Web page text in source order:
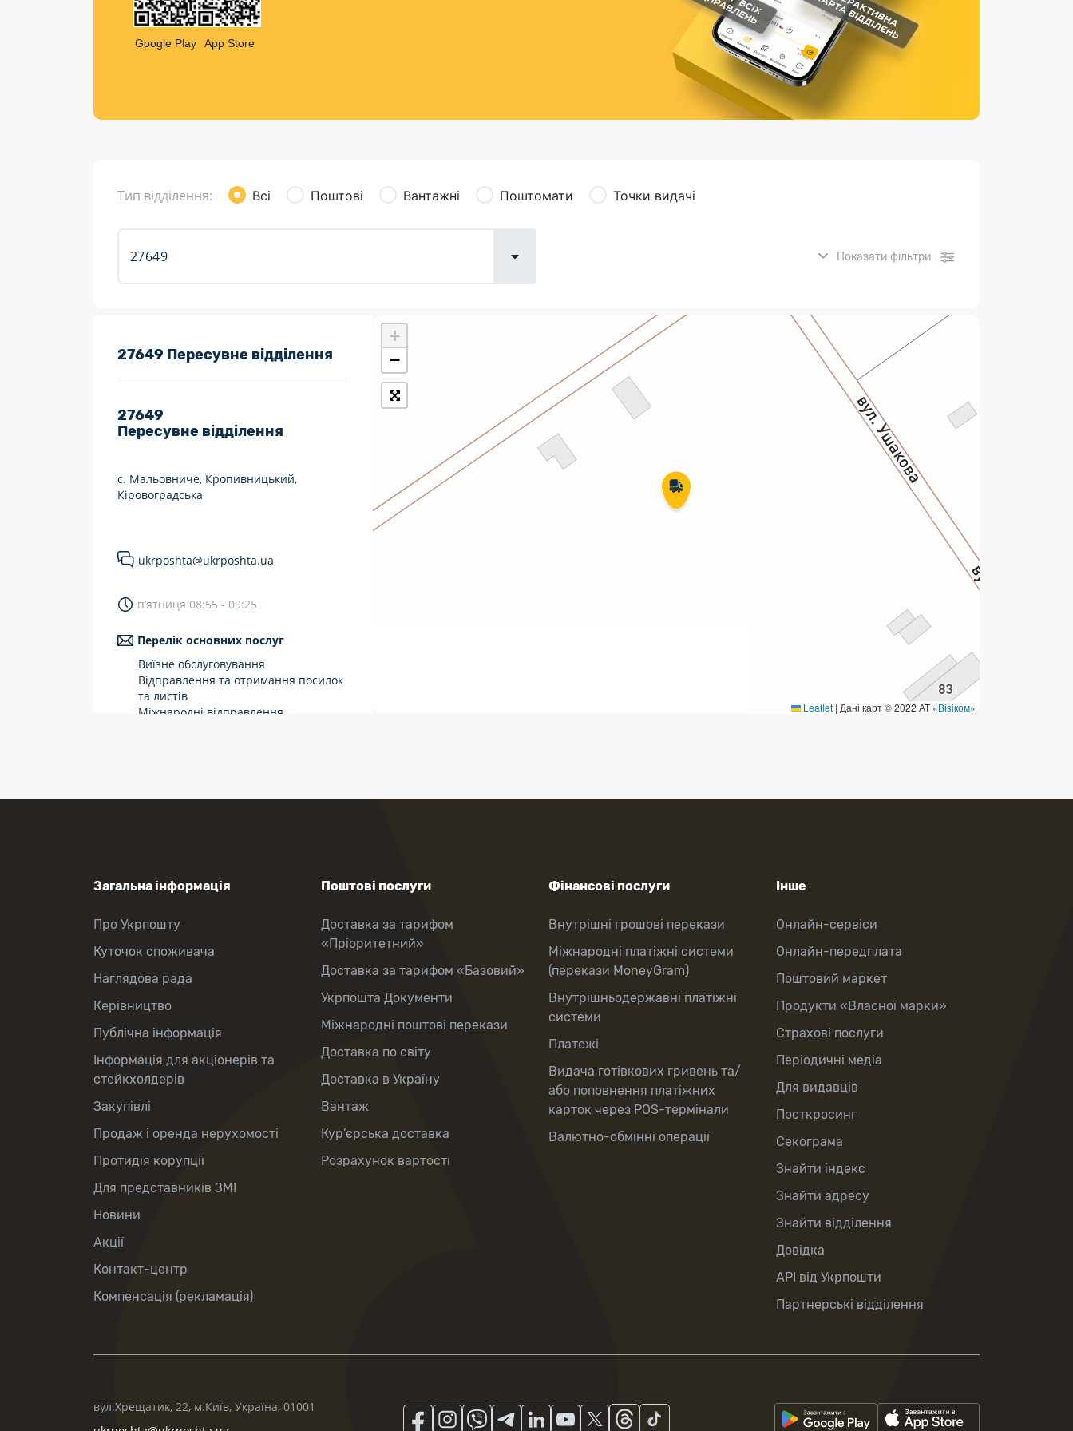
Листи та листівки
Кур’єрська доставка
Страхові послуги
Каталог «Укрпошта Маркет»
Google Play App Store
Тип відділення: Всі Поштові Вантажні Поштомати Точки видачі
Показати фільтри
7 днів на тиждень
Працюють після 19:00
Працюють у вихідні
Укрпошта Експрес/тариф
Укрпошта Стандарт/тариф «Базовий»
Доставка за межі України
Прийом вантажів
Фінансові послуги:
Комунальні та інші платежі
27649 Пересувне відділення
27649
Пересувне відділення
с. Мальовниче, Кропивницький,
Кіровоградська
ukrposhta@ukrposhta.ua
п’ятниця 08:55 - 09:25
Перелік основних послуг
Виїзне обслуговування
Відправлення та отримання посилок
та листів
Міжнародні відправлення
+
−
Leaflet | Дані карт © 2022 АТ «Візіком»
Загальна інформація
Про Укрпошту
Куточок споживача
Наглядова рада
Керівництво
Публічна інформація
Інформація для акціонерів та
стейкхолдерів
Закупівлі
Продаж і оренда нерухомості
Протидія корупції
Для представників ЗМІ
Новини
Акції
Контакт-центр
Компенсація (рекламація)
Поштові послуги
Доставка за тарифом
«Пріоритетний»
Доставка за тарифом «Базовий»
Укрпошта Документи
Міжнародні поштові перекази
Доставка по світу
Доставка в Україну
Вантаж
Кур’єрська доставка
Розрахунок вартості
Фінансові послуги
Внутрішні грошові перекази
Міжнародні платіжні системи
(перекази MoneyGram)
Внутрішньодержавні платіжні
системи
Платежі
Видача готівкових гривень та/
або поповнення платіжних
карток через POS-термінали
Валютно-обмінні операції
Інше
Онлайн-сервіси
Онлайн-передплата
Поштовий маркет
Продукти «Власної марки»
Страхові послуги
Періодичні медіа
Для видавців
Посткросинг
Секограма
Знайти індекс
Знайти адресу
Знайти відділення
Довідка
API від Укрпошти
Партнерські відділення
вул.Хрещатик, 22, м.Київ, Україна, 01001